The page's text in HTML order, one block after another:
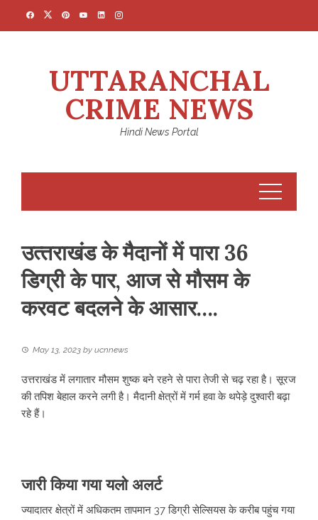
UTTARANCHAL
CRIME NEWS
Hindi News Portal
उत्‍तराखंड के मैदानों में पारा 36
डिग्री के पार, आज से मौसम के
करवट बदलने के आसार….
May 13, 2023 by ucnnews
उत्तराखंड में लगातार मौसम शुष्क बने रहने से पारा तेजी से चढ़ रहा है। सूरज
की तपिश बेहाल करने लगी है। मैदानी क्षेत्रों में गर्म हवा के थपेड़े दुश्वारी बढ़ा
रहे हैं।
जारी किया गया यलो अलर्ट
ज्यादातर क्षेत्रों में अधिकतम तापमान 37 डिग्री सेल्सियस के करीब पहुंच गया